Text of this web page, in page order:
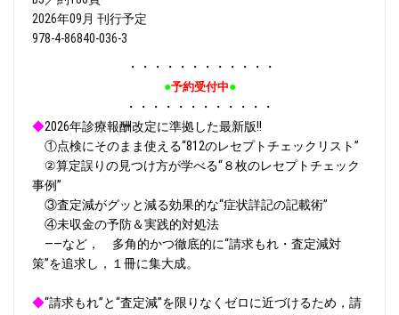
2026年09月 刊行予定
978-4-86840-036-3
・・・・・・・・・・・・
●予約受付中●
・・・・・・・・・・・・
◆2026年診療報酬改定に準拠した最新版!!
①点検にそのまま使える“812のレセプトチェックリスト”
②算定誤りの見つけ方が学べる“８枚のレセプトチェック
事例”
③査定減がグッと減る効果的な“症状詳記の記載術”
④未収金の予防＆実践的対処法
――など， 多角的かつ徹底的に“請求もれ・査定減対
策”を追求し，１冊に集大成。
◆“請求もれ”と“査定減”を限りなくゼロに近づけるため，請